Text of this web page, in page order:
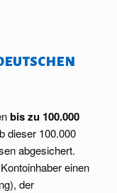
bis zu 100.000
dieser 100.000
abgesichert.
einen
der